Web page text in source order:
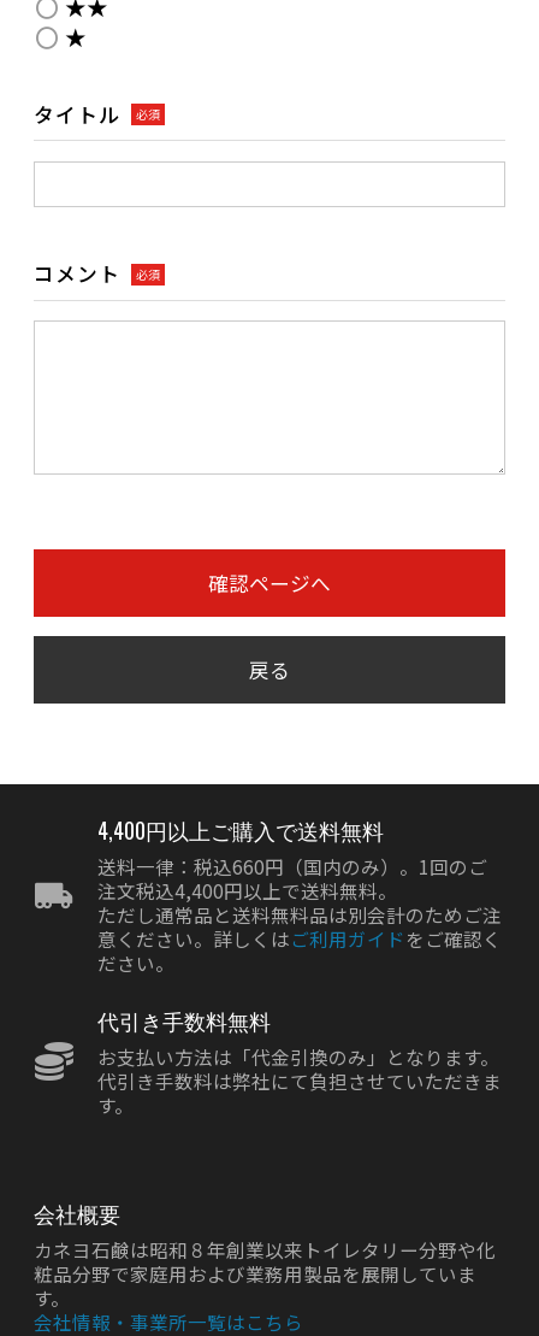
★★
★
タイトル 必須
コメント 必須
確認ページへ
戻る
4,400円以上ご購入で送料無料
送料一律：税込660円（国内のみ）。1回のご
注文税込4,400円以上で送料無料。
ただし通常品と送料無料品は別会計のためご注
意ください。詳しくはご利用ガイド をご確認く
ださい。
代引き手数料無料
お支払い方法は「代金引換のみ」となります。
代引き手数料は弊社にて負担させていただきま
す。
会社概要
カネヨ石鹸は昭和８年創業以来トイレタリー分野や化
粧品分野で家庭用および業務用製品を展開していま
す。
会社情報・事業所一覧はこちら